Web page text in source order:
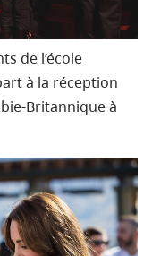
de l’école
à la réception
à